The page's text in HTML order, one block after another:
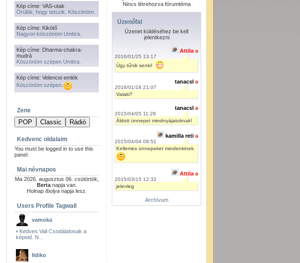
Kép címe: VAS-utak
Örülök, hogy tetszik. Köszönöm.
Kép címe: Kikötő
Nagyon köszönöm Umbra.
Kép címe: Dharma-chakra-
mudrá
Köszönöm szépen Umbra.
Kép címe: Velencei emlék
Köszönöm szépen.
Zene
Kedvenc oldalaim
You must be logged in to use this
panel.
Mai névnapos
Ma 2026. augusztus 06. csütörtök,
Bertanapja van.
Holnap Ibolyanapja lesz.
Users Profile Tagwall
vamoka
Kedves Vali Csodálatosak a
képeid. N...
Ildiko
Nincs létrehozva fórumtéma
Üzenőfal
Üzenet küldéséhez be kell
jelentkezni
Attila
2016/01/25 13:17
Úgy tűnik senki!
tanacsl
2016/01/18 21:07
Valaki?
tanacsl
2015/04/05 11:28
Áldott ünnepet mindnyájatoknak!
kamilla reti
2015/04/04 09:51
Kellemes ünnepeket mindenkinek.
Attila
2015/03/15 12:32
jelenleg
Archívum